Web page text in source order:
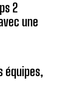
2
une
équipes,